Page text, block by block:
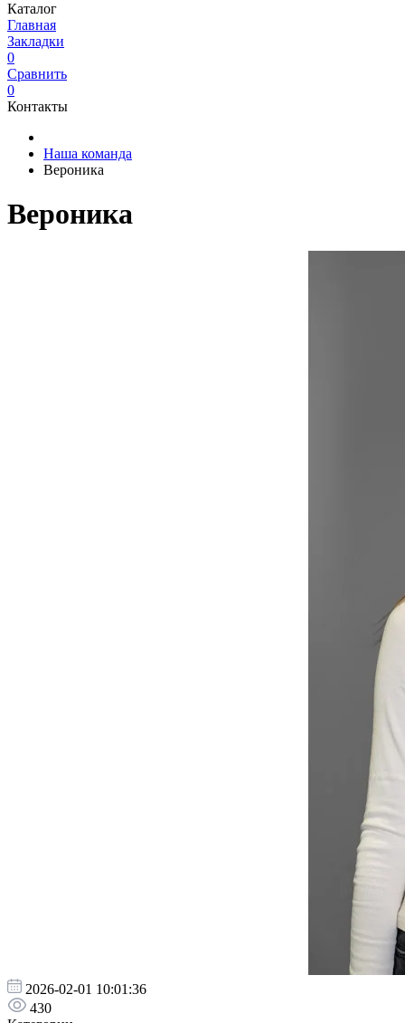
Каталог
Главная
Закладки
0
Сравнить
0
Контакты
Наша команда
Вероника
Вероника
2026-02-01 10:01:36
430